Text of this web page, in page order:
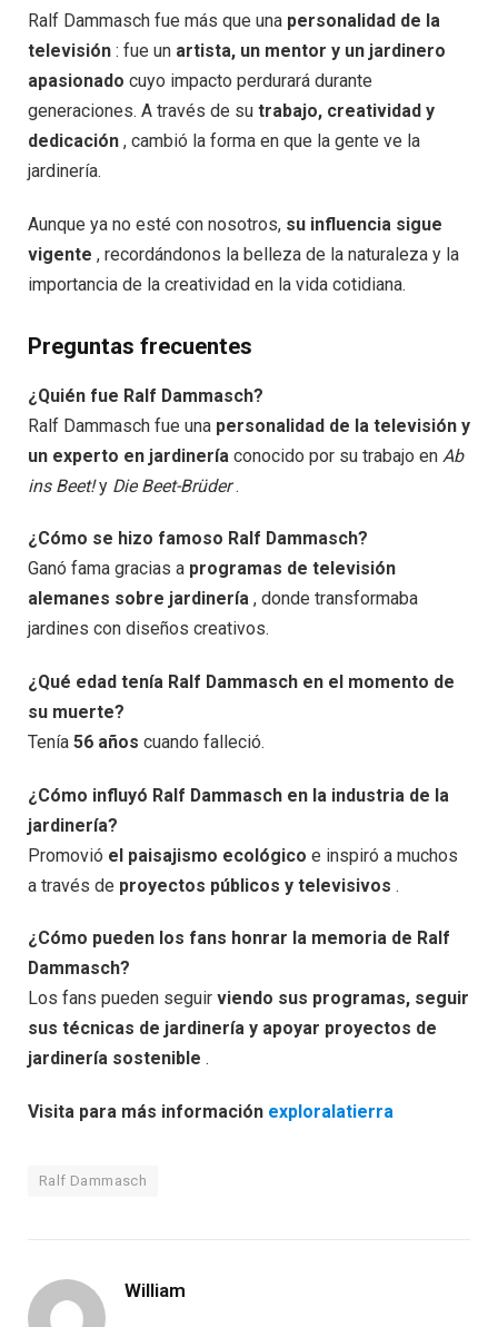
Ralf Dammasch fue más que una personalidad de la
televisión : fue un artista, un mentor y un jardinero
apasionado cuyo impacto perdurará durante
generaciones. A través de su trabajo, creatividad y
dedicación , cambió la forma en que la gente ve la
jardinería.
Aunque ya no esté con nosotros, su influencia sigue
vigente , recordándonos la belleza de la naturaleza y la
importancia de la creatividad en la vida cotidiana.
Preguntas frecuentes
¿Quién fue Ralf Dammasch?
Ralf Dammasch fue una personalidad de la televisión y
un experto en jardinería conocido por su trabajo en Ab
ins Beet!y Die Beet-Brüder.
¿Cómo se hizo famoso Ralf Dammasch?
Ganó fama gracias a programas de televisión
alemanes sobre jardinería , donde transformaba
jardines con diseños creativos.
¿Qué edad tenía Ralf Dammasch en el momento de
su muerte?
Tenía 56 años cuando falleció.
¿Cómo influyó Ralf Dammasch en la industria de la
jardinería?
Promovió el paisajismo ecológico e inspiró a muchos
a través de proyectos públicos y televisivos .
¿Cómo pueden los fans honrar la memoria de Ralf
Dammasch?
Los fans pueden seguir viendo sus programas, seguir
sus técnicas de jardinería y apoyar proyectos de
jardinería sostenible .
Visita para más información exploralatierra
Ralf Dammasch
William